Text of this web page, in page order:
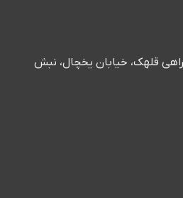
قلهک، خیابان یخچال، نبش